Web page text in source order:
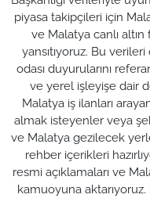
piyasa takipçileri için
ve Malatya canlı
yansıtıyoruz. Bu
odası duyurularını
ve yerel işleyişe dair
Malatya iş ilanları
almak isteyenler veya
ve Malatya gezilecek
rehber içerikleri
resmi açıklamaları ve
kamuoyuna